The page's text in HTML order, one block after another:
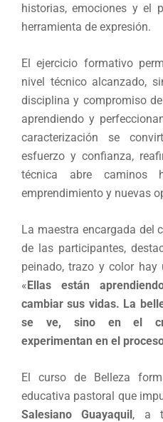
historias, emociones y el
herramienta de expresión.
El ejercicio formativo
nivel técnico alcanzado,
disciplina y compromiso
aprendiendo y
caracterización se
esfuerzo y confianza,
técnica abre caminos
emprendimiento y nuevas
La maestra encargada del
de las participantes,
peinado, trazo y color hay
«Ellas están
cambiar sus vidas. La
se ve, sino en el
experimentan en el
El curso de Belleza
educativa pastoral que
Salesiano Guayaquil, a